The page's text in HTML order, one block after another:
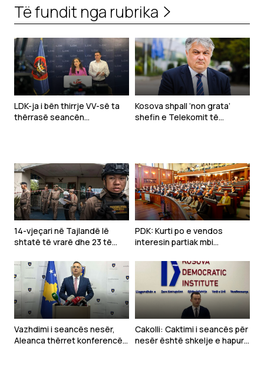
Të fundit nga rubrika
LDK-ja i bën thirrje VV-së ta
thërrasë seancën
Kosova shpall ‘non grata’
shefin e Telekomit të
14-vjeçari në Tajlandë lë
shtatë të vrarë dhe 23 të
PDK: Kurti po e vendos
interesin partiak mbi
Vazhdimi i seancës nesër,
Aleanca thërret konferencë
Cakolli: Caktimi i seancës për
nesër është shkelje e hapur